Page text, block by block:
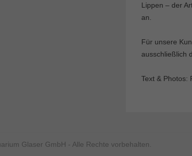
Lippen – der
an.
Für unsere
ausschließlich
Text & Photos:
Glaser GmbH - Alle Rechte vorbehalten.